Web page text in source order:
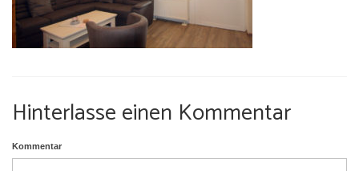
Umgebung
Hinterlasse einen Kommentar
Kommentar